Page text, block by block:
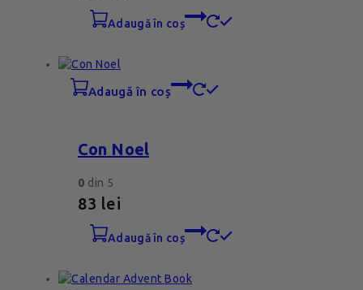
adaugă în coș
adaugă în coș
Con Noel
0 din 5
83 lei
adaugă în coș